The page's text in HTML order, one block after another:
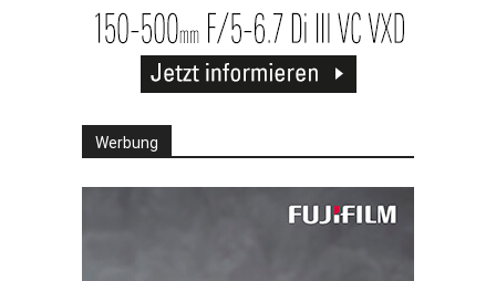
Werbung